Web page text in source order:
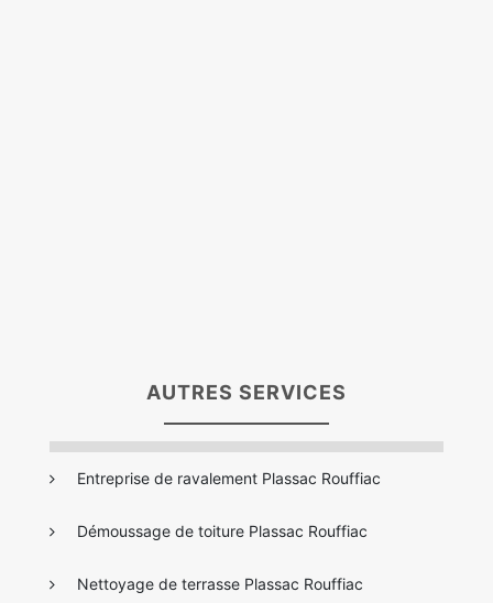
AUTRES SERVICES
Entreprise de ravalement Plassac Rouffiac
Démoussage de toiture Plassac Rouffiac
Nettoyage de terrasse Plassac Rouffiac